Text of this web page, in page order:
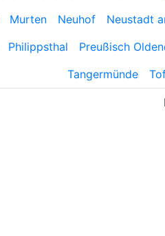
Murten Neuhof Neustadt
Philippsthal Preußisch
Tangermünde